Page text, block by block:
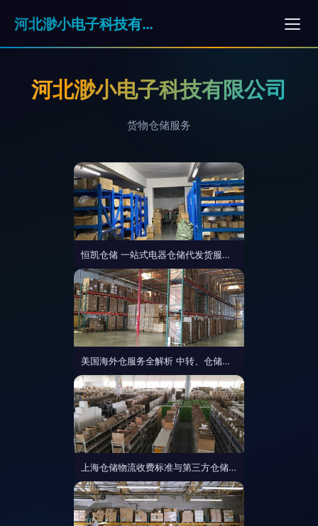
河北渺小电子科技有限公司
河北渺小电子科技有限公司
货物仓储服务
恒凯仓储 一站式电器仓储代发货服务，解决您的物流仓储难题
美国海外仓服务全解析 中转、仓储、代发货与FBA退换货一站式解决方案
上海仓储物流收费标准与第三方仓储服务指南